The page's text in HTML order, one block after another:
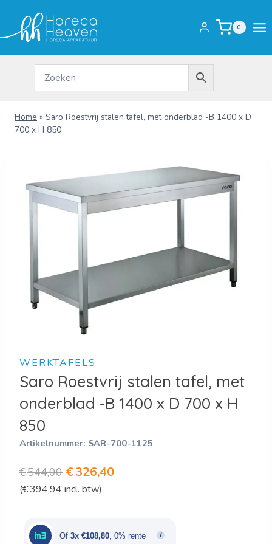
inhoud
0
Home » Saro Roestvrij stalen tafel, met onderblad -B 1400 x D
700 x H 850
WERKTAFELS
Saro Roestvrij stalen tafel, met
onderblad -B 1400 x D 700 x H
850
Artikelnummer: SAR-700-1125
€544,00 Oorspronkelijke
prijs
€544,00.
€326,40Huidige
€326,40.
(€394,94 incl. btw)
Of 3x €108,80 , 0% rente